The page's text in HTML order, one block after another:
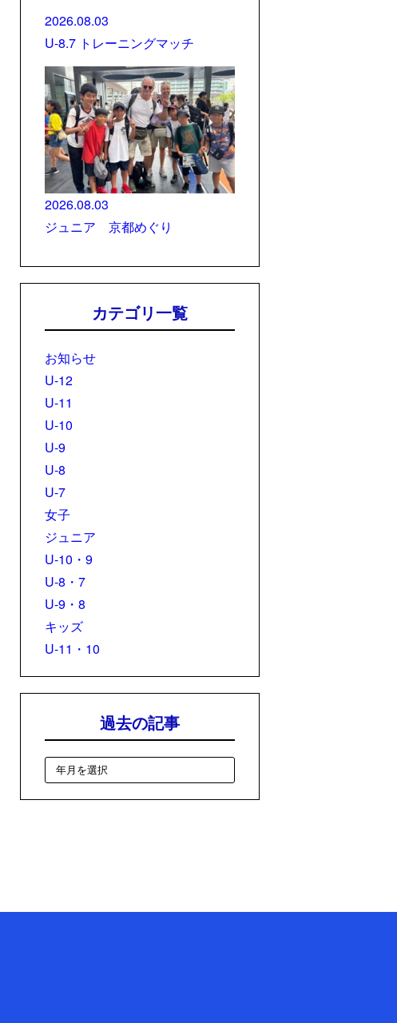
2026.08.03
U-8.7 トレーニングマッチ
2026.08.03
ジュニア 京都めぐり
カテゴリ一覧
お知らせ
U-12
U-11
U-10
U-9
U-8
U-7
女子
ジュニア
U-10・9
U-8・7
U-9・8
キッズ
U-11・10
過去の記事